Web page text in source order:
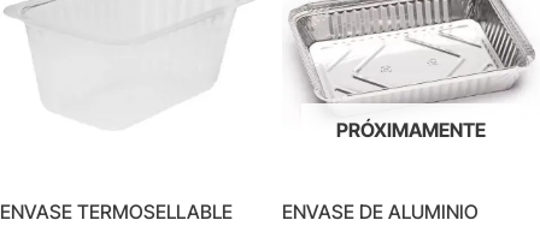
ENVASE TERMOSELLABLE
PRÓXIMAMENTE
ENVASE DE ALUMINIO